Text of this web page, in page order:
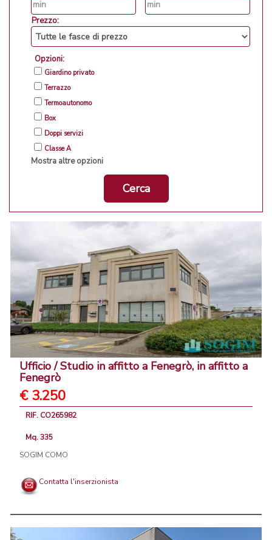
Prezzo:
Opzioni:
Giardino privato
Terrazzo
Termoautonomo
Box
Doppi servizi
Classe A
Mostra altre opzioni
Cerca
Ufficio / Studio in affitto a Fenegrò, in affitto a
Fenegrò
€ 3.250
RIF. CO265982
Mq. 335
SOGIM COMO
Contatta l'inserzionista